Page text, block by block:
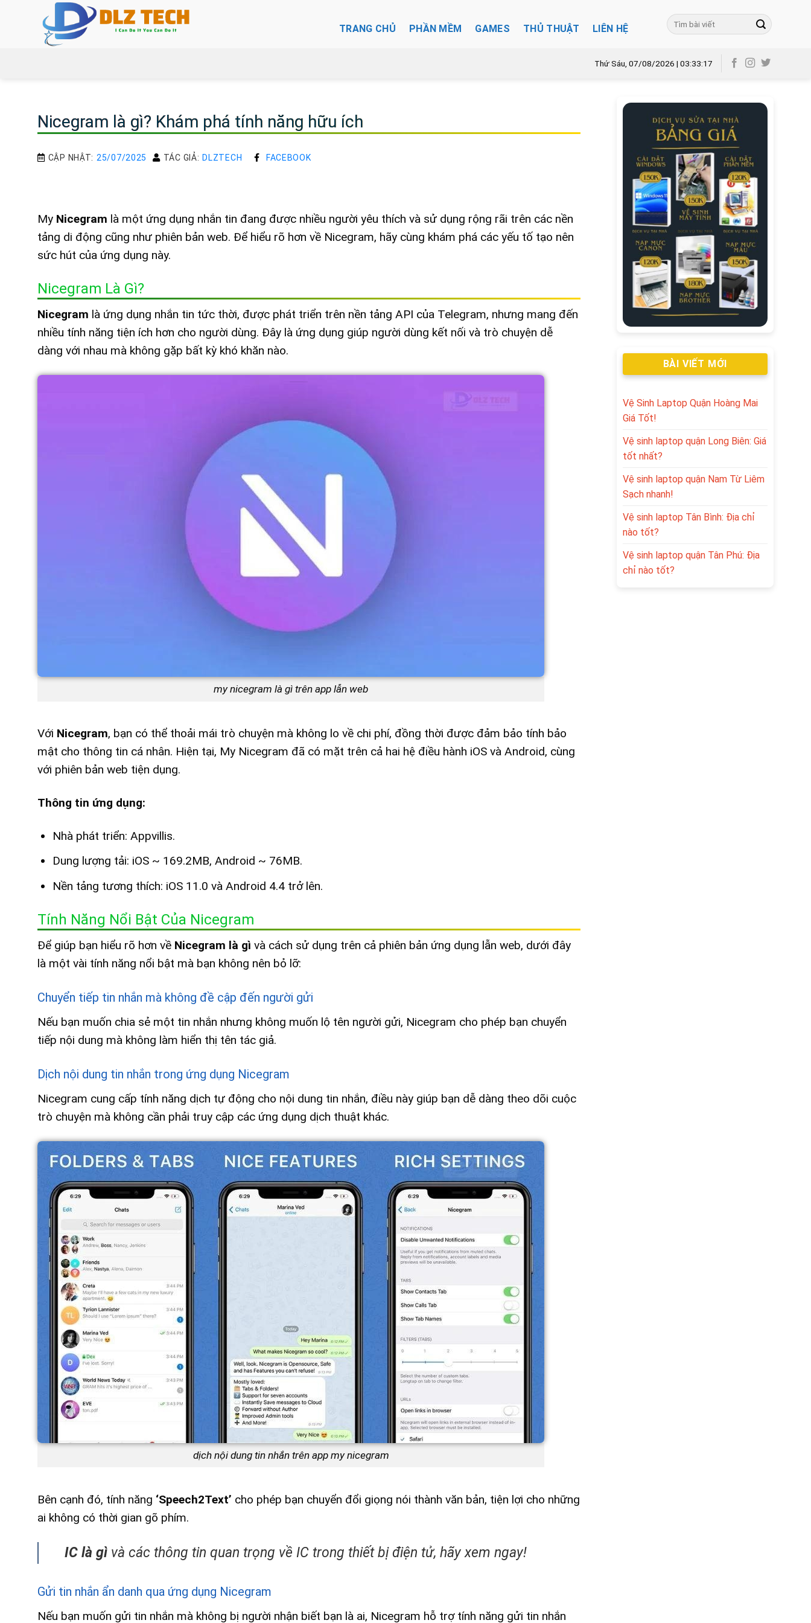
TRANG CHỦ PHẦN MỀM GAMES THỦ THUẬT LIÊN HỆ
Thứ Sáu, 07/08/2026 | 03:33:18
Nicegram là gì? Khám phá tính năng hữu ích
CẬP NHẬT: 25/07/2025 TÁC GIẢ: DLZTECH FACEBOOK
My Nicegram là một ứng dụng nhắn tin đang được nhiều người yêu thích và sử dụng rộng rãi trên các nền
tảng di động cũng như phiên bản web. Để hiểu rõ hơn về Nicegram, hãy cùng khám phá các yếu tố tạo nên
sức hút của ứng dụng này.
Nicegram Là Gì?
Nicegram là ứng dụng nhắn tin tức thời, được phát triển trên nền tảng API của Telegram, nhưng mang đến
nhiều tính năng tiện ích hơn cho người dùng. Đây là ứng dụng giúp người dùng kết nối và trò chuyện dễ
dàng với nhau mà không gặp bất kỳ khó khăn nào.
my nicegram là gì trên app lẫn web
Với Nicegram, bạn có thể thoải mái trò chuyện mà không lo về chi phí, đồng thời được đảm bảo tính bảo
mật cho thông tin cá nhân. Hiện tại, My Nicegram đã có mặt trên cả hai hệ điều hành iOS và Android, cùng
với phiên bản web tiện dụng.
Thông tin ứng dụng:
Nhà phát triển: Appvillis.
Dung lượng tải: iOS ~ 169.2MB, Android ~ 76MB.
Nền tảng tương thích: iOS 11.0 và Android 4.4 trở lên.
Tính Năng Nổi Bật Của Nicegram
Để giúp bạn hiểu rõ hơn về Nicegram là gì và cách sử dụng trên cả phiên bản ứng dụng lẫn web, dưới đây
là một vài tính năng nổi bật mà bạn không nên bỏ lỡ:
Chuyển tiếp tin nhắn mà không đề cập đến người gửi
Nếu bạn muốn chia sẻ một tin nhắn nhưng không muốn lộ tên người gửi, Nicegram cho phép bạn chuyển
tiếp nội dung mà không làm hiển thị tên tác giả.
Dịch nội dung tin nhắn trong ứng dụng Nicegram
Nicegram cung cấp tính năng dịch tự động cho nội dung tin nhắn, điều này giúp bạn dễ dàng theo dõi cuộc
trò chuyện mà không cần phải truy cập các ứng dụng dịch thuật khác.
dịch nội dung tin nhắn trên app my nicegram
Bên cạnh đó, tính năng ‘Speech2Text’ cho phép bạn chuyển đổi giọng nói thành văn bản, tiện lợi cho những
ai không có thời gian gõ phím.
IC là gì và các thông tin quan trọng về IC trong thiết bị điện tử, hãy xem ngay!
Gửi tin nhắn ẩn danh qua ứng dụng Nicegram
Nếu bạn muốn gửi tin nhắn mà không bị người nhận biết bạn là ai, Nicegram hỗ trợ tính năng gửi tin nhắn
BÀI VIẾT MỚI
Vệ Sinh Laptop Quận Hoàng Mai
Giá Tốt!
Vệ sinh laptop quận Long Biên: Giá
tốt nhất?
Vệ sinh laptop quận Nam Từ Liêm
Sạch nhanh!
Vệ sinh laptop Tân Bình: Địa chỉ
nào tốt?
Vệ sinh laptop quận Tân Phú: Địa
chỉ nào tốt?